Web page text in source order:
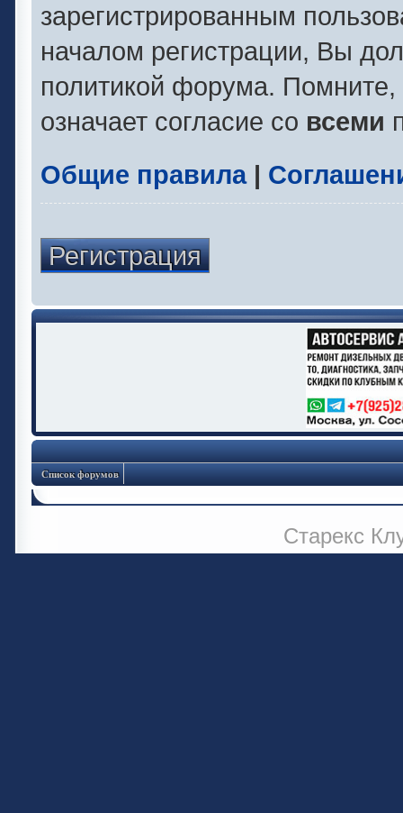
зарегистрированным
началом регистрации, Вы
политикой форума.
означает согласие со всеми
Общие правила|
Регистрация
Список форумов
Старекс